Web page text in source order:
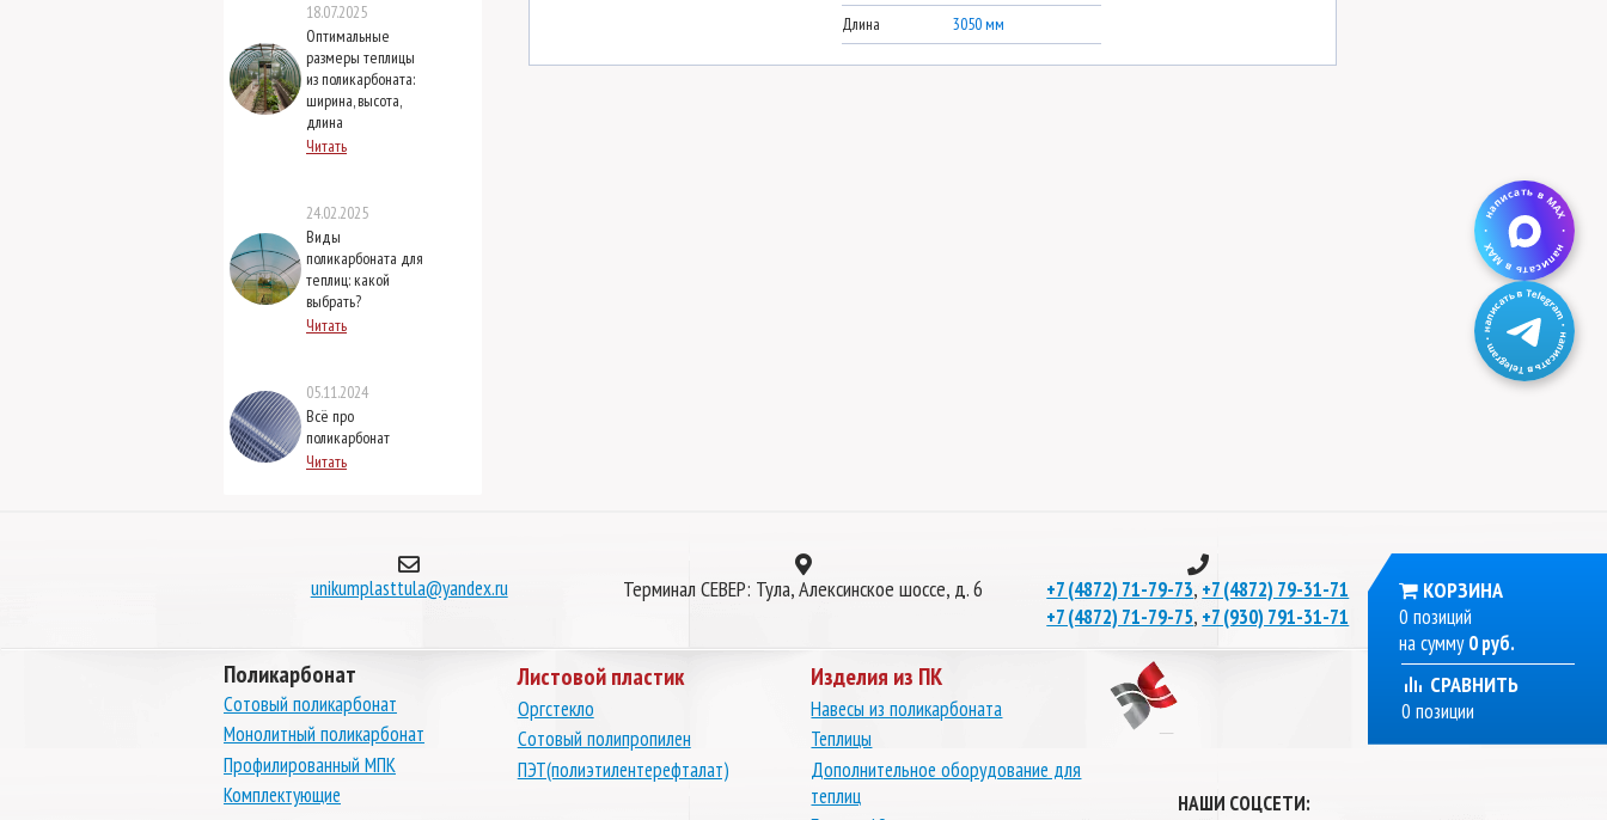
18.07.2025
Оптимальные
размеры теплицы
из поликарбоната:
ширина, высота,
длина
Читать
24.02.2025
Виды
поликарбоната для
теплиц: какой
выбрать?
Читать
05.11.2024
Всё про
поликарбонат
Читать
Длина
3050 мм
unikumplasttula@yandex.ru Терминал СЕВЕР: Тула, Алексинское шоссе, д. 6 +7 (4872) 71-79-73, +7 (4872) 79-31-71
+7 (4872) 71-79-75, +7 (930) 791-31-71
Поликарбонат
Сотовый поликарбонат
Монолитный поликарбонат
Профилированный МПК
Комплектующие
Листовой пластик
Оргстекло
Сотовый полипропилен
ПЭТ(полиэтилентерефталат)
Изделия из ПК
Навесы из поликарбоната
Теплицы
Дополнительное оборудование для
теплиц
НАШИ СОЦСЕТИ:
КОРЗИНА
0 позиций
на сумму0 руб.
СРАВНИТЬ
0 позиции